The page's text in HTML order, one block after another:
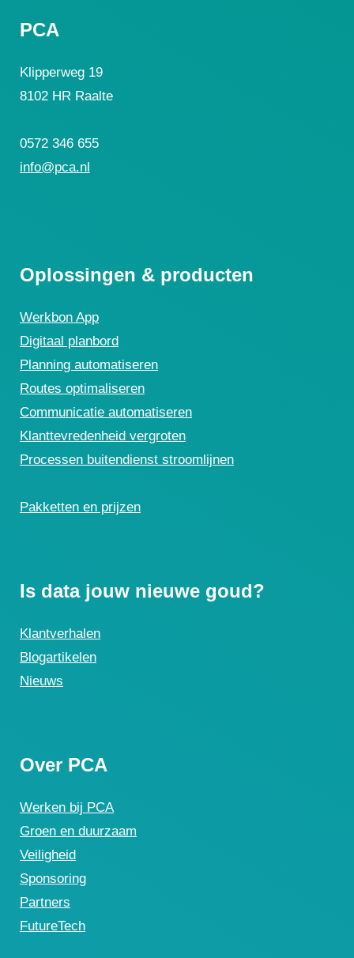
PCA
Klipperweg 19
8102 HR Raalte
0572 346 655
info@pca.nl
Oplossingen & producten
Werkbon App
Digitaal planbord
Planning automatiseren
Routes optimaliseren
Communicatie automatiseren
Klanttevredenheid vergroten
Processen buitendienst stroomlijnen
Pakketten en prijzen
Is data jouw nieuwe goud?
Klantverhalen
Blogartikelen
Nieuws
Over PCA
Werken bij PCA
Groen en duurzaam
Veiligheid
Sponsoring
Partners
FutureTech